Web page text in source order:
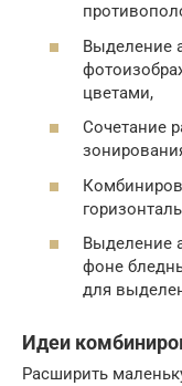
Выделение
цветами,
Сочетание
Выделение
фоне
для
Идеи
Расширить